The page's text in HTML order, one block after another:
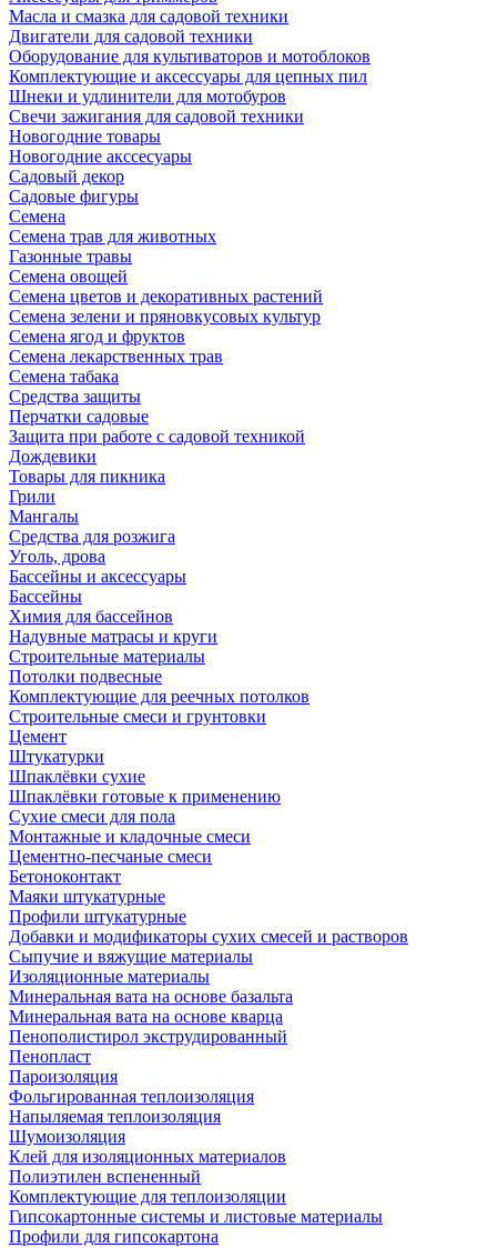
Масла и смазка для садовой техники
Двигатели для садовой техники
Оборудование для культиваторов и мотоблоков
Комплектующие и аксессуары для цепных пил
Шнеки и удлинители для мотобуров
Свечи зажигания для садовой техники
Новогодние товары
Новогодние акссесуары
Садовый декор
Садовые фигуры
Семена
Семена трав для животных
Газонные травы
Семена овощей
Семена цветов и декоративных растений
Семена зелени и пряновкусовых культур
Семена ягод и фруктов
Семена лекарственных трав
Семена табака
Средства защиты
Перчатки садовые
Защита при работе с садовой техникой
Дождевики
Товары для пикника
Грили
Мангалы
Средства для розжига
Уголь, дрова
Бассейны и аксессуары
Бассейны
Химия для бассейнов
Надувные матрасы и круги
Строительные материалы
Потолки подвесные
Комплектующие для реечных потолков
Строительные смеси и грунтовки
Цемент
Штукатурки
Шпаклёвки сухие
Шпаклёвки готовые к применению
Сухие смеси для пола
Монтажные и кладочные смеси
Цементно-песчаные смеси
Бетоноконтакт
Маяки штукатурные
Профили штукатурные
Добавки и модификаторы сухих смесей и растворов
Сыпучие и вяжущие материалы
Изоляционные материалы
Минеральная вата на основе базальта
Минеральная вата на основе кварца
Пенополистирол экструдированный
Пенопласт
Пароизоляция
Фольгированная теплоизоляция
Напыляемая теплоизоляция
Шумоизоляция
Клей для изоляционных материалов
Полиэтилен вспененный
Комплектующие для теплоизоляции
Гипсокартонные системы и листовые материалы
Профили для гипсокартона